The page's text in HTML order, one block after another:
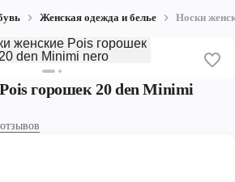
Женская одежда и белье Носки
горошек 20 den Minimi